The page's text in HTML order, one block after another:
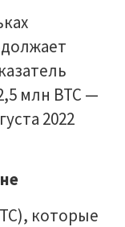
млн BTC —
2022
которые